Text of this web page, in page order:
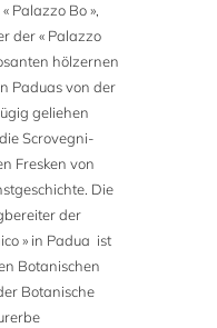
Palazzo Bo »,
der « Palazzo
hölzernen
Paduas von der
geliehen
Scrovegni-
Fresken von
Die
der
» in Padua ist
Botanischen
Botanische